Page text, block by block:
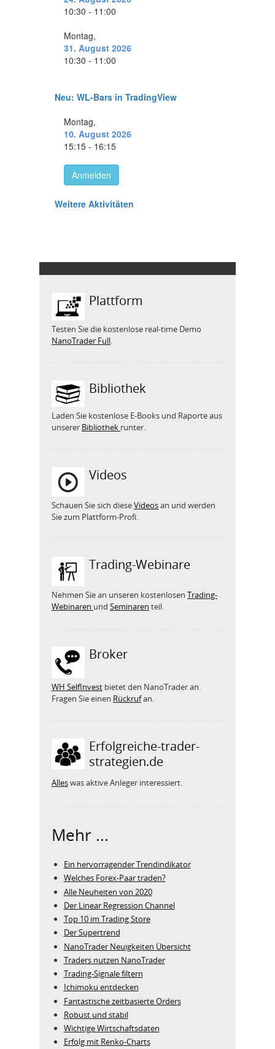
Plattform
Testen Sie die kostenlose real-time Demo
NanoTrader Full
Bibliothek
Laden Sie kostenlose E-Books und Raporte aus
unserer Bibliothek runter.
Videos
Schauen Sie sich dieseVideosan und werden
Sie zum Plattform-Profi.
Trading-Webinare
Nehmen Sie an unseren kostenlosen Trading-
Webinaren und Seminaren teil.
Broker
WH SelfInvest bietet den NanoTrader an.
Fragen Sie einen Rückrufan.
Erfolgreiche-trader-
strategien.de
Alleswas aktive Anleger interessiert.
Mehr ...
Ein hervorragender Trendindikator
Welches Forex-Paar traden?
Alle Neuheiten von 2020
Der Linear Regression Channel
Top 10 im Trading Store
Der Supertrend
NanoTrader Neuigkeiten Übersicht
Traders nutzen NanoTrader
Trading-Signale filtern
Ichimoku entdecken
Fantastische zeitbasierte Orders
Robust und stabil
Wichtige Wirtschaftsdaten
Erfolg mit Renko-Charts